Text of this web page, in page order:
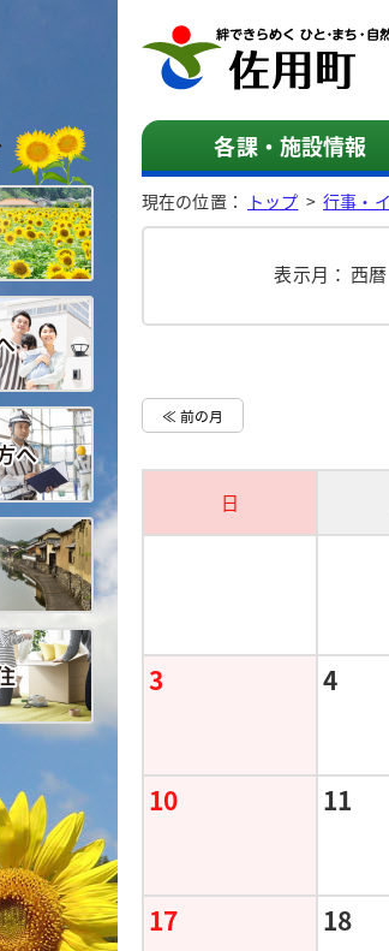
町民の方へ
事業者の方へ
定住・移住
各課・施設情報
現在の位置： トップ >行事・
表示月：西暦
≪ 前の月
日
3 4
10 11
17 18